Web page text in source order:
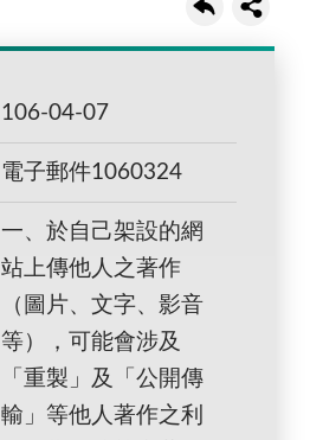
106-04-07
電子郵件1060324
一、於自己架設的網
站上傳他人之著作
（圖片、文字、影音
等），可能會涉及
「重製」及「公開傳
輸」等他人著作之利